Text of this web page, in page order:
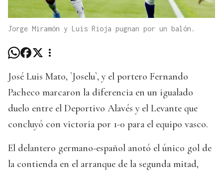
Jorge Miramón y Luis Rioja pugnan por un balón.
José Luis Mato, `Joselu`, y el portero Fernando
Pacheco marcaron la diferencia en un igualado
duelo entre el Deportivo Alavés y el Levante que
concluyó con victoria por 1-0 para el equipo vasco.
El delantero germano-español anotó el único gol de
la contienda en el arranque de la segunda mitad,